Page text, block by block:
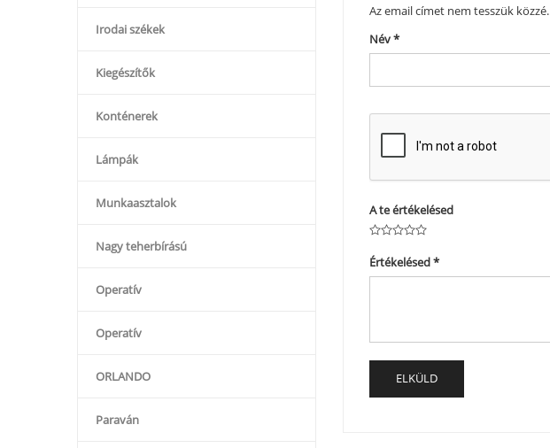
Irodai székek
Kiegészítők
Konténerek
Lámpák
Munkaasztalok
Nagy teherbírású
Operatív
Operatív
ORLANDO
Paraván
Az email címet nem tesszük közzé.
Név*
A te értékelésed
Értékelésed*